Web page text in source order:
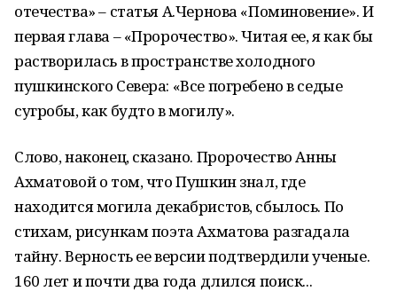
отечества» – статья А.Чернова «Поминовение». И
первая глава – «Пророчество». Читая ее, я как бы
растворилась в пространстве холодного
пушкинского Севера: «Все погребено в седые
сугробы, как будто в могилу».
Слово, наконец, сказано. Пророчество Анны
Ахматовой о том, что Пушкин знал, где
находится могила декабристов, сбылось. По
стихам, рисункам поэта Ахматова разгадала
тайну. Верность ее версии подтвердили ученые.
160 лет и почти два года длился поиск...